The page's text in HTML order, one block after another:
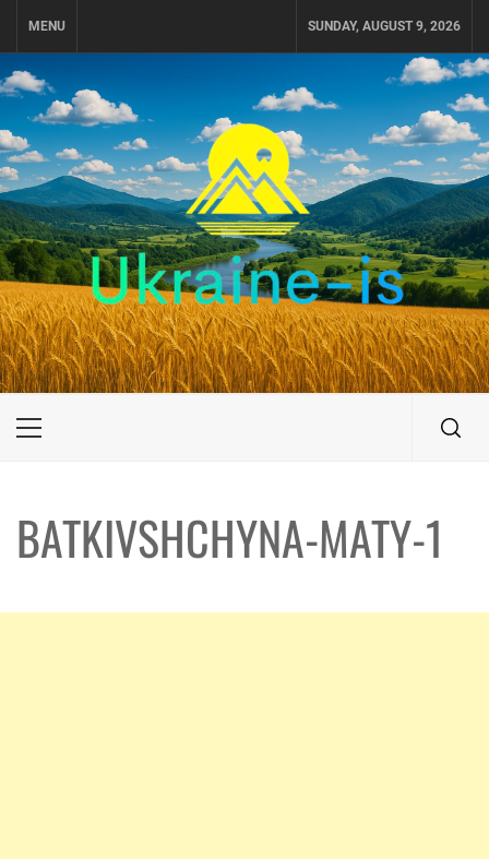
MENU SUNDAY, AUGUST 9, 2026
UKRAINE-IS
ПУТЕШЕСТВИЕ ПО УКРАИНЕ
Primary
BATKIVSHCHYNA-MATY-1